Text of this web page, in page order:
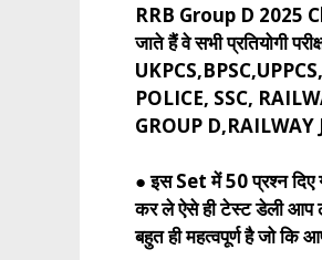
RRB Group D 2025
जाते हैं वे सभी प्रतियोगी
POLICE, SSC,
GROUP D,RAILWAY
● इस Set में 50 प्रश्न
कर ले ऐसे ही टेस्ट डेली
बहुत ही महत्वपूर्ण है जो कि